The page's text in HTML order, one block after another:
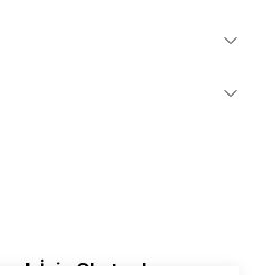
İçin Okutun!